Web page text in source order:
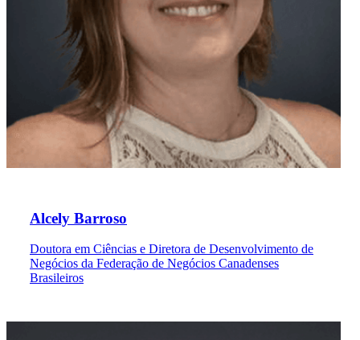
Alcely Barroso
Doutora em Ciências e Diretora de Desenvolvimento de
Negócios da Federação de Negócios Canadenses
Brasileiros